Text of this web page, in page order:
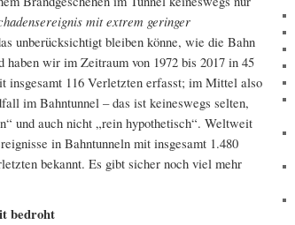
mit extrem geringer
unberücksichtigt bleiben könne, wie die Bahn
wir im Zeitraum von 1972 bis 2017 in 45
insgesamt 116 Verletzten erfasst; im Mittel also
im Bahntunnel – das ist keineswegs selten,
und auch nicht „rein hypothetisch“. Weltweit
in Bahntunneln mit insgesamt 1.480
bekannt. Es gibt sicher noch viel mehr
bedroht